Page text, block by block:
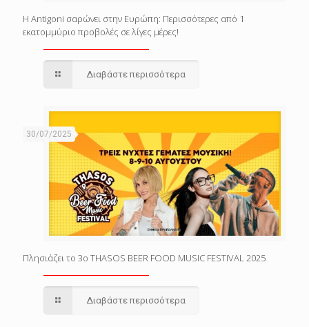
Η Antigoni σαρώνει στην Ευρώπη: Περισσότερες από 1
εκατομμύριο προβολές σε λίγες μέρες!
Διαβάστε περισσότερα
30/07/2025
Πλησιάζει το 3o THASOS BEER FOOD MUSIC FESTIVAL 2025
Διαβάστε περισσότερα